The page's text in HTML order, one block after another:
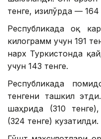
тенге, Қизилўрда — 164
Республикада оқ
килограмм учун 191
нарх Туркистонда
учун 143 тенге.
Республикада
тенгени ташкил
шаҳрида (310
(324 тенге) кузатилди.